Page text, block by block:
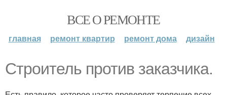
ВСЕ О РЕМОНТЕ
главная ремонт квартир ремонт дома дизайн
Строитель против заказчика.